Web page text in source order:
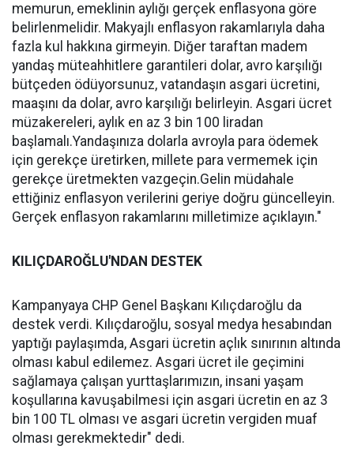
memurun, emeklinin aylığı gerçek enflasyona göre
belirlenmelidir. Makyajlı enflasyon rakamlarıyla daha
fazla kul hakkına girmeyin. Diğer taraftan madem
yandaş müteahhitlere garantileri dolar, avro karşılığı
bütçeden ödüyorsunuz, vatandaşın asgari ücretini,
maaşını da dolar, avro karşılığı belirleyin. Asgari ücret
müzakereleri, aylık en az 3 bin 100 liradan
başlamalı.Yandaşınıza dolarla avroyla para ödemek
için gerekçe üretirken, millete para vermemek için
gerekçe üretmekten vazgeçin.Gelin müdahale
ettiğiniz enflasyon verilerini geriye doğru güncelleyin.
Gerçek enflasyon rakamlarını milletimize açıklayın."
KILIÇDAROĞLU'NDAN DESTEK
Kampanyaya CHP Genel Başkanı Kılıçdaroğlu da
destek verdi. Kılıçdaroğlu, sosyal medya hesabından
yaptığı paylaşımda, Asgari ücretin açlık sınırının altında
olması kabul edilemez. Asgari ücret ile geçimini
sağlamaya çalışan yurttaşlarımızın, insani yaşam
koşullarına kavuşabilmesi için asgari ücretin en az 3
bin 100 TL olması ve asgari ücretin vergiden muaf
olması gerekmektedir" dedi.